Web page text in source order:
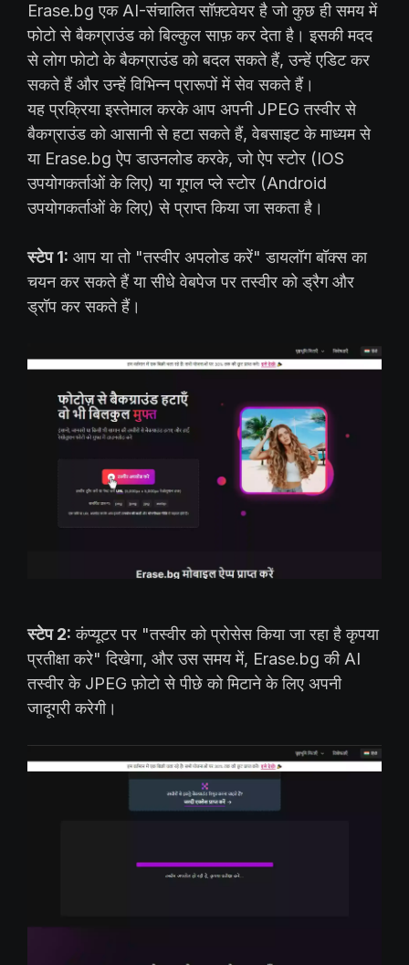
Erase.bg एक AI-संचालित सॉफ़्टवेयर है जो कुछ ही समय में
फोटो से बैकग्राउंड को बिल्कुल साफ़ कर देता है। इसकी मदद
से लोग फोटो के बैकग्राउंड को बदल सकते हैं, उन्हें एडिट कर
सकते हैं और उन्हें विभिन्न प्रारूपों में सेव सकते हैं।
यह प्रक्रिया इस्तेमाल करके आप अपनी JPEG तस्वीर से
बैकग्राउंड को आसानी से हटा सकते हैं, वेबसाइट के माध्यम से
या Erase.bg ऐप डाउनलोड करके, जो ऐप स्टोर (IOS
उपयोगकर्ताओं के लिए) या गूगल प्ले स्टोर (Android
उपयोगकर्ताओं के लिए) से प्राप्त किया जा सकता है।
स्टेप 1: आप या तो "तस्वीर अपलोड करें" डायलॉग बॉक्स का
चयन कर सकते हैं या सीधे वेबपेज पर तस्वीर को ड्रैग और
ड्रॉप कर सकते हैं।
स्टेप 2: कंप्यूटर पर "तस्वीर को प्रोसेस किया जा रहा है कृपया
प्रतीक्षा करे" दिखेगा, और उस समय में, Erase.bg की AI
तस्वीर के JPEG फ़ोटो से पीछे को मिटाने के लिए अपनी
जादूगरी करेगी।